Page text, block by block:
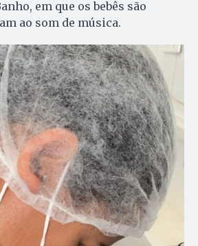
em que os bebês são
ao som de música.